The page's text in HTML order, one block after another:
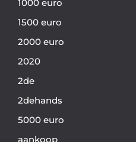
1000 euro
1500 euro
2000 euro
2020
2de
2dehands
5000 euro
aankoop